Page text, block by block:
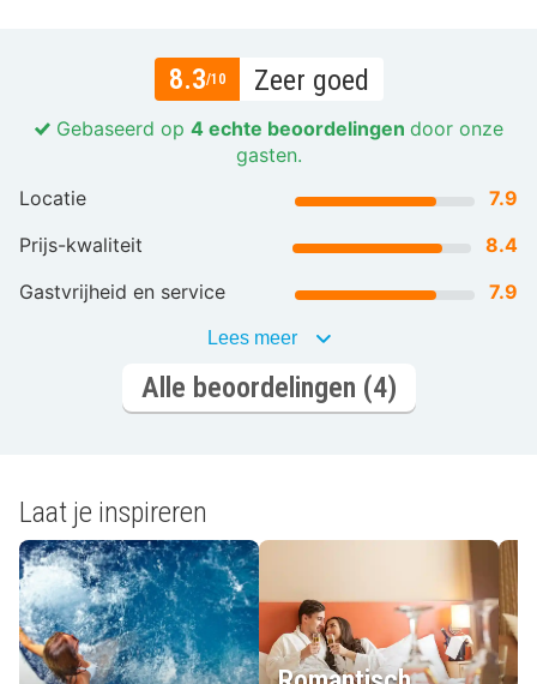
8.3/10 Zeer goed
Gebaseerd op 4 echte beoordelingen door onze
gasten.
Locatie
7.9
Prijs-kwaliteit
8.4
Gastvrijheid en service
7.9
Lees meer
Alle beoordelingen (4)
Laat je inspireren